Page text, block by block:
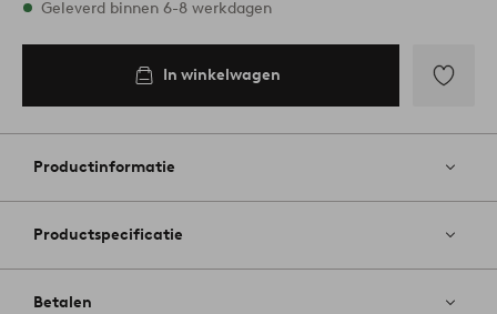
Op voorraad
Geleverd binnen 6-8 werkdagen
In winkelwagen
aan
Productinformatie
Productspecificatie
Betalen